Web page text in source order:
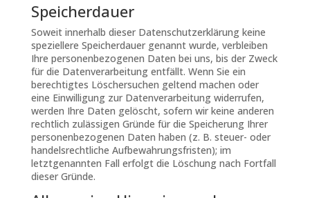
Speicherdauer
Soweit innerhalb dieser Datenschutzerklärung keine
speziellere Speicherdauer genannt wurde, verbleiben
Ihre personenbezogenen Daten bei uns, bis der Zweck
für die Datenverarbeitung entfällt. Wenn Sie ein
berechtigtes Löschersuchen geltend machen oder
eine Einwilligung zur Datenverarbeitung widerrufen,
werden Ihre Daten gelöscht, sofern wir keine anderen
rechtlich zulässigen Gründe für die Speicherung Ihrer
personenbezogenen Daten haben (z. B. steuer- oder
handelsrechtliche Aufbewahrungsfristen); im
letztgenannten Fall erfolgt die Löschung nach Fortfall
dieser Gründe.